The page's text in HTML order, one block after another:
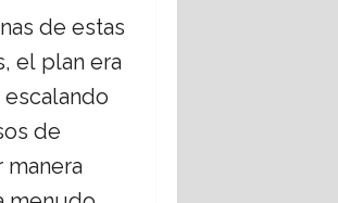
de estas
el plan era
de